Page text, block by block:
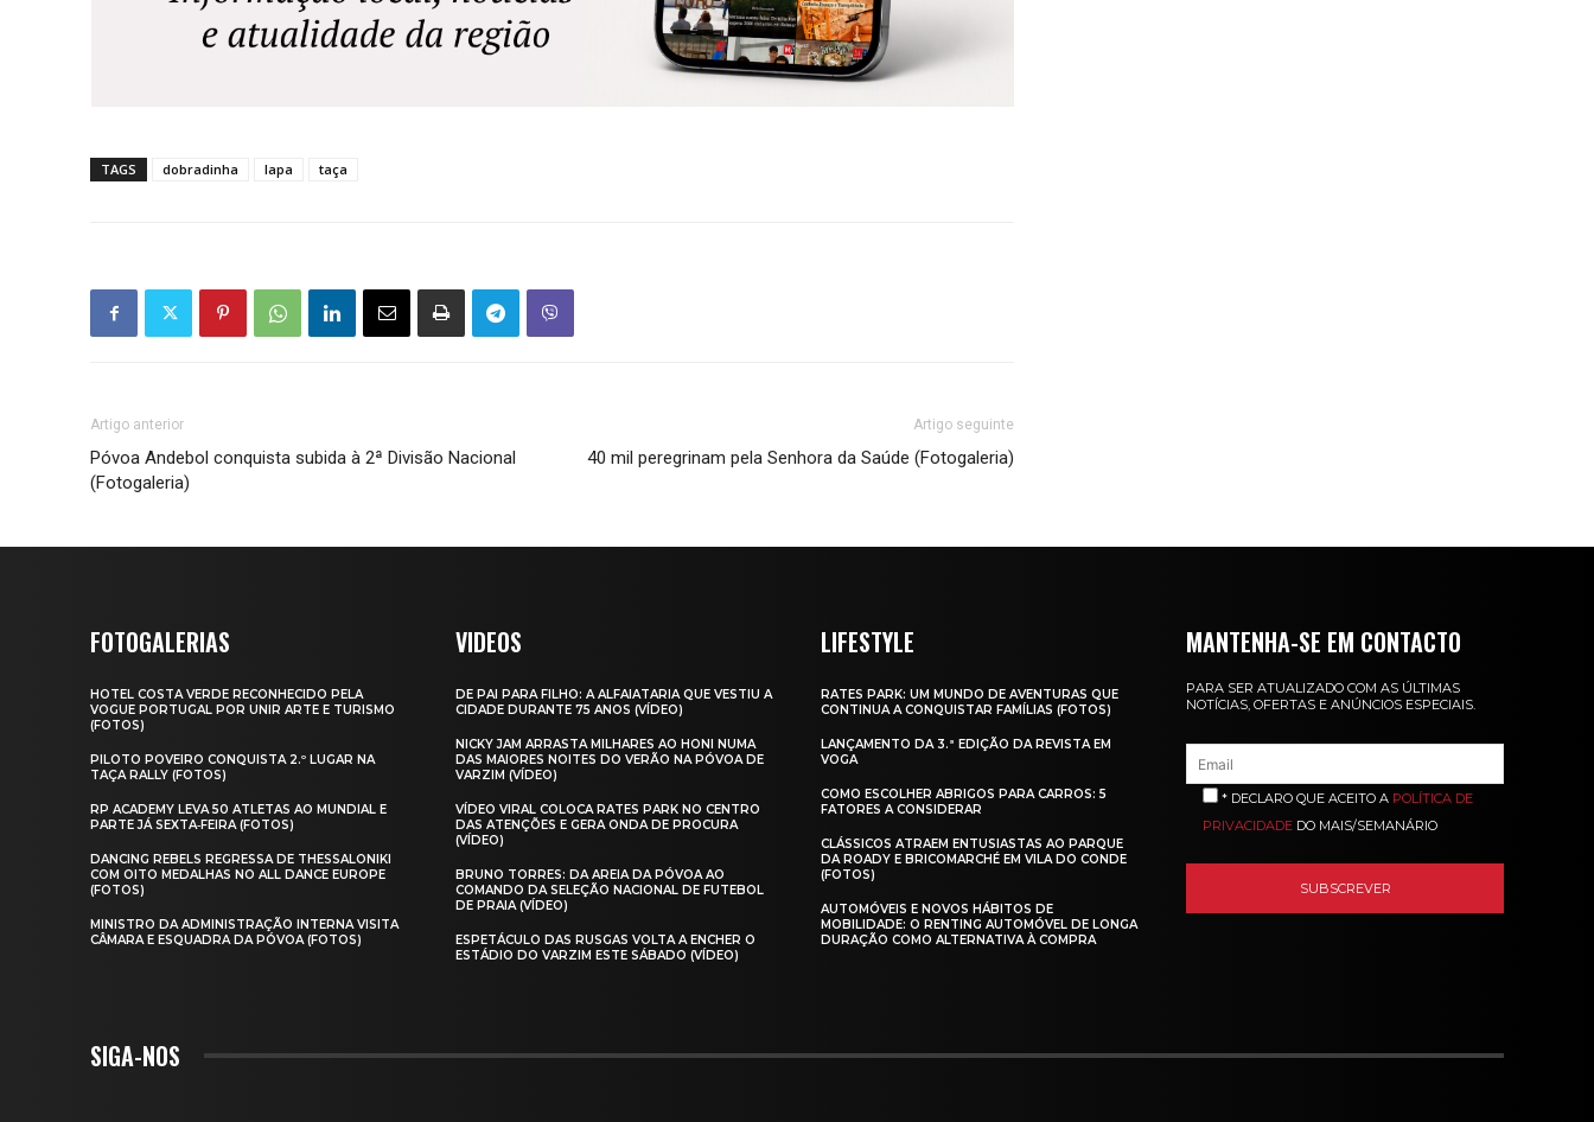
TAGS dobradinha lapa taça
Artigo anterior
Póvoa Andebol conquista subida à 2ª Divisão Nacional
(Fotogaleria)
Artigo seguinte
40 mil peregrinam pela Senhora da Saúde (Fotogaleria)
FOTOGALERIAS
HOTEL COSTA VERDE RECONHECIDO PELA
VOGUE PORTUGAL POR UNIR ARTE E TURISMO
(FOTOS)
PILOTO POVEIRO CONQUISTA 2.º LUGAR NA
TAÇA RALLY (FOTOS)
RP ACADEMY LEVA 50 ATLETAS AO MUNDIAL E
PARTE JÁ SEXTA‑FEIRA (FOTOS)
DANCING REBELS REGRESSA DE THESSALONIKI
COM OITO MEDALHAS NO ALL DANCE EUROPE
(FOTOS)
MINISTRO DA ADMINISTRAÇÃO INTERNA VISITA
CÂMARA E ESQUADRA DA PÓVOA (FOTOS)
VIDEOS
DE PAI PARA FILHO: A ALFAIATARIA QUE VESTIU A
CIDADE DURANTE 75 ANOS (VÍDEO)
NICKY JAM ARRASTA MILHARES AO HONI NUMA
DAS MAIORES NOITES DO VERÃO NA PÓVOA DE
VARZIM (VÍDEO)
VÍDEO VIRAL COLOCA RATES PARK NO CENTRO
DAS ATENÇÕES E GERA ONDA DE PROCURA
(VÍDEO)
BRUNO TORRES: DA AREIA DA PÓVOA AO
COMANDO DA SELEÇÃO NACIONAL DE FUTEBOL
DE PRAIA (VÍDEO)
ESPETÁCULO DAS RUSGAS VOLTA A ENCHER O
ESTÁDIO DO VARZIM ESTE SÁBADO (VÍDEO)
LIFESTYLE
RATES PARK: UM MUNDO DE AVENTURAS QUE
CONTINUA A CONQUISTAR FAMÍLIAS (FOTOS)
LANÇAMENTO DA 3.ª EDIÇÃO DA REVISTA EM
VOGA
COMO ESCOLHER ABRIGOS PARA CARROS: 5
FATORES A CONSIDERAR
CLÁSSICOS ATRAEM ENTUSIASTAS AO PARQUE
DA ROADY E BRICOMARCHÉ EM VILA DO CONDE
(FOTOS)
AUTOMÓVEIS E NOVOS HÁBITOS DE
MOBILIDADE: O RENTING AUTOMÓVEL DE LONGA
DURAÇÃO COMO ALTERNATIVA À COMPRA
MANTENHA-SE EM CONTACTO
PARA SER ATUALIZADO COM AS ÚLTIMAS
NOTÍCIAS, OFERTAS E ANÚNCIOS ESPECIAIS.
* DECLARO QUE ACEITO A POLÍTICA DE
PRIVACIDADE DO MAIS/SEMANÁRIO
SIGA-NOS